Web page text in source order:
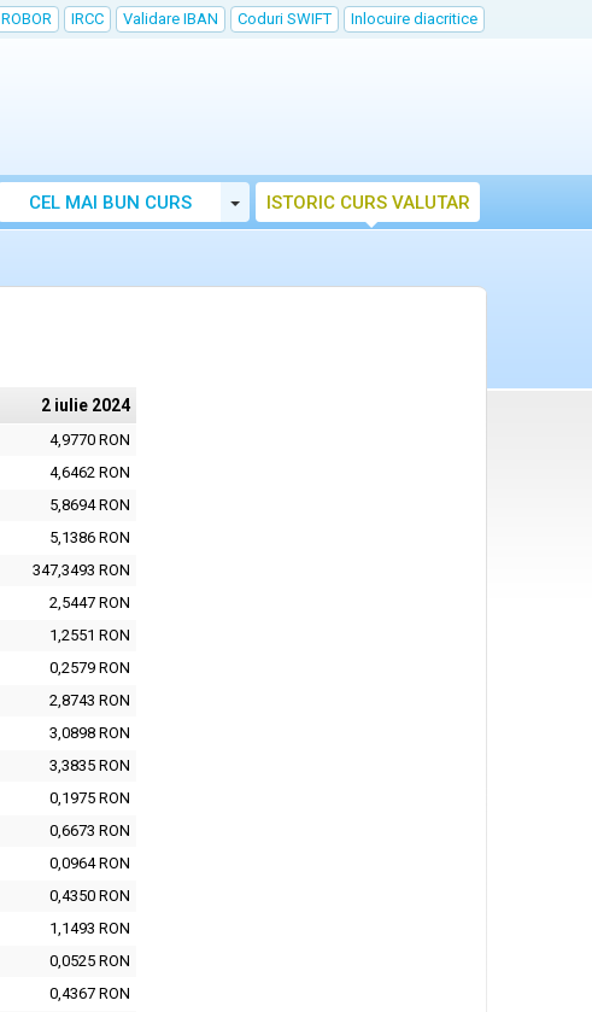
ROBOR IRCC Validare IBAN Coduri SWIFT Inlocuire diacritice
CEL MAI BUN CURS Toggle Dropdown
ISTORIC CURS VALUTAR
2 iulie 2024
4,9770 RON
4,6462 RON
5,8694 RON
5,1386 RON
347,3493 RON
2,5447 RON
1,2551 RON
0,2579 RON
2,8743 RON
3,0898 RON
3,3835 RON
0,1975 RON
0,6673 RON
0,0964 RON
0,4350 RON
1,1493 RON
0,0525 RON
0,4367 RON